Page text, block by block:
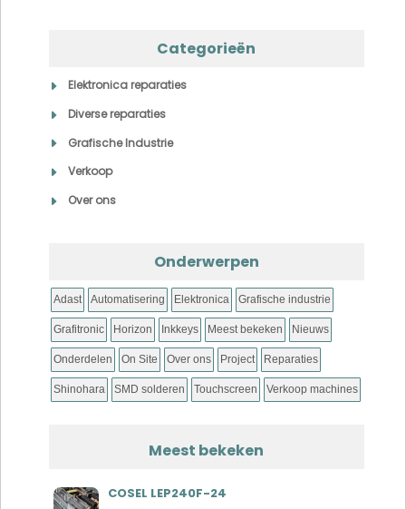
Categorieën
Elektronica reparaties
Diverse reparaties
Grafische Industrie
Verkoop
Over ons
Onderwerpen
Adast Automatisering Elektronica Grafische industrie
Grafitronic Horizon Inkkeys Meest bekeken Nieuws
Onderdelen On Site Over ons Project Reparaties
Shinohara SMD solderen Touchscreen Verkoop machines
Meest bekeken
COSEL LEP240F-24